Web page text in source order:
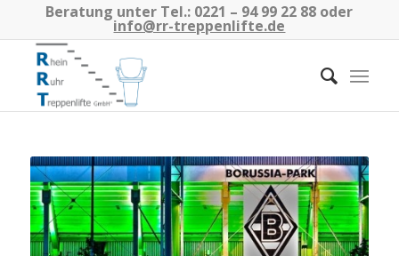
Beratung unter Tel.: 0221 – 94 99 22 88 oder
info@rr-treppenlifte.de